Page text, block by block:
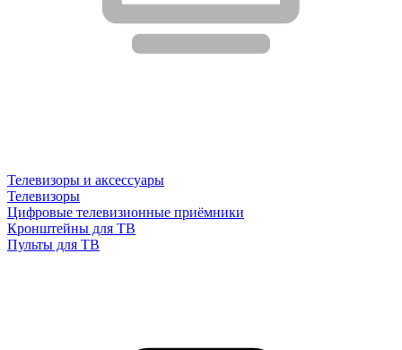
Телевизоры и аксессуары
Телевизоры
Цифровые телевизионные приёмники
Кронштейны для ТВ
Пульты для ТВ